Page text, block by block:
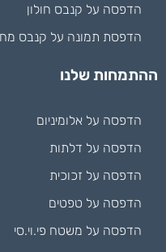
הדפסה על קנבס חולון
הדפסת תמונה על קנבס
ההתמחות שלנו
הדפסה על אלומיניום
הדפסה על דלתות
הדפסה על זכוכית
הדפסה על טפטים
הדפסה על משטח פי.וי.סי